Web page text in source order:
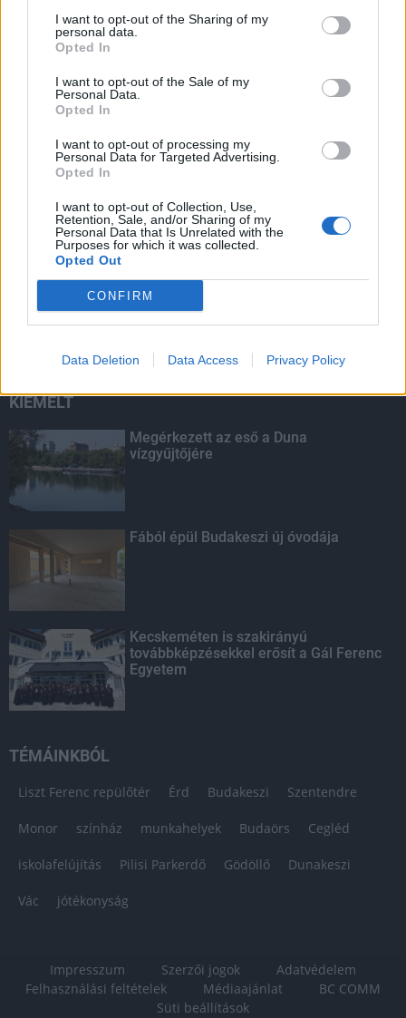
I want to opt-out of the Sharing of my
personal data.
Opted In
I want to opt-out of the Sale of my
Personal Data.
Opted In
I want to opt-out of processing my
Personal Data for Targeted Advertising.
Opted In
I want to opt-out of Collection, Use,
Retention, Sale, and/or Sharing of my
Personal Data that Is Unrelated with the
Purposes for which it was collected.
Opted Out
CONFIRM
Data Deletion Data Access Privacy Policy
LEGOLVASOTTABB
Tizenöt hegedűkészítő-mester mutatja
be munkáját Budán
másodfokúra csökken a riasztás
Megújult és újranyitott a gödöllői
egyetemi strand
KIEMELT
Megérkezett az eső a Duna
vízgyűjtőjére
Fából épül Budakeszi új óvodája
Kecskeméten is szakirányú
továbbképzésekkel erősít a Gál Ferenc
Egyetem
TÉMÁINKBÓL
Liszt Ferenc repülőtér Érd Budakeszi Szentendre
Monor színház munkahelyek Budaörs Cegléd
iskolafelújítás Pilisi Parkerdő Gödöllő Dunakeszi
Vác jótékonyság
Impresszum Szerzői jogok
Adatvédelem
Felhasználási feltételek
Médiaajánlat
BC COMM
Süti beállítások